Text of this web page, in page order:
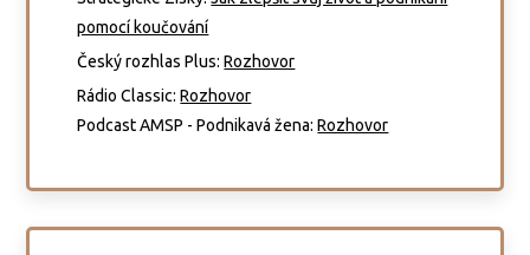
pomocí koučování
Český rozhlas Plus:Rozhovor
Rádio Classic: Rozhovor
Podcast AMSP - Podnikavá žena:Rozhovor